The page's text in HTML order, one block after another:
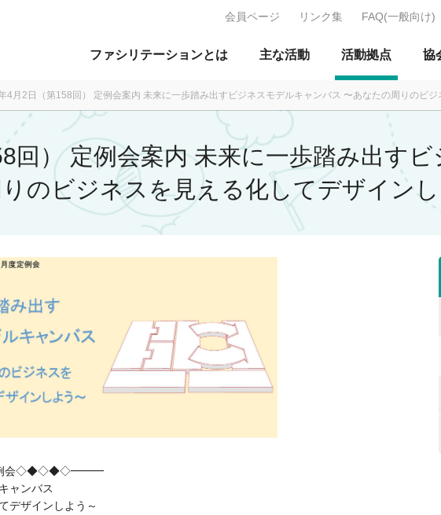
：特定非営利活動法人 日本ファシリ
ファシリテーションとは 主な活動 活動拠点 協
会員ページ リンク集 FAQ(一般向け)
4月2日（第158回） 定例会案内 未来に一歩踏み出すビジネスモデルキャンバス 〜あなたの周りのビ
回） 定例会案内 未来に一歩踏み出す
のビジネスを見える化してデザイン
例会◇◆◇◆◇━━━
ンバス
ザインしよう～